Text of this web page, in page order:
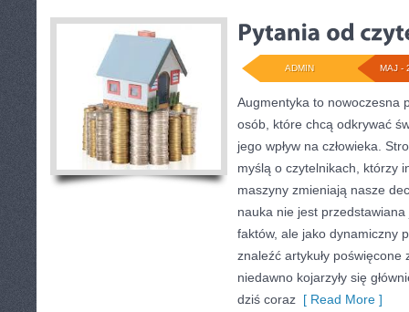
MAJ -
ADMIN
Augmentyka to nowoczesna
osób, które chcą odkrywać
jego wpływ na człowieka.
myślą o czytelnikach, którzy
maszyny zmieniają nasze
nauka nie jest
faktów, ale jako dynamiczny
znaleźć artykuły
niedawno kojarzyły się
dziś coraz [ Read More ]